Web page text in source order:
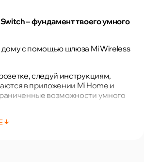
– фундамент твоего умного
с помощью шлюза Mi Wireless
следуй инструкциям,
в приложении Mi Home и
возможности умного
шлюз Mi Wireless Switch удивит